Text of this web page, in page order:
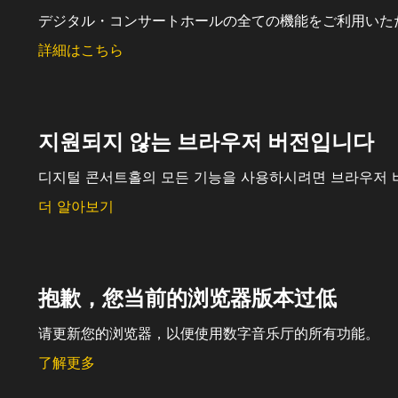
デジタル・コンサートホールの全ての機能をご利用い
詳細はこちら
지원되지 않는 브라우저 버전입니다
디지털 콘서트홀의 모든 기능을 사용하시려면 브라우저
더 알아보기
抱歉，您当前的浏览器版本过低
请更新您的浏览器，以便使用数字音乐厅的所有功能。
了解更多